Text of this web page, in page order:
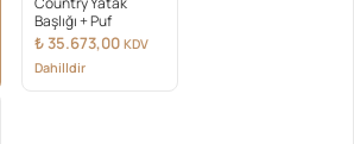
Başlığı + Puf
₺35.673,00 KDV
Dahilldir